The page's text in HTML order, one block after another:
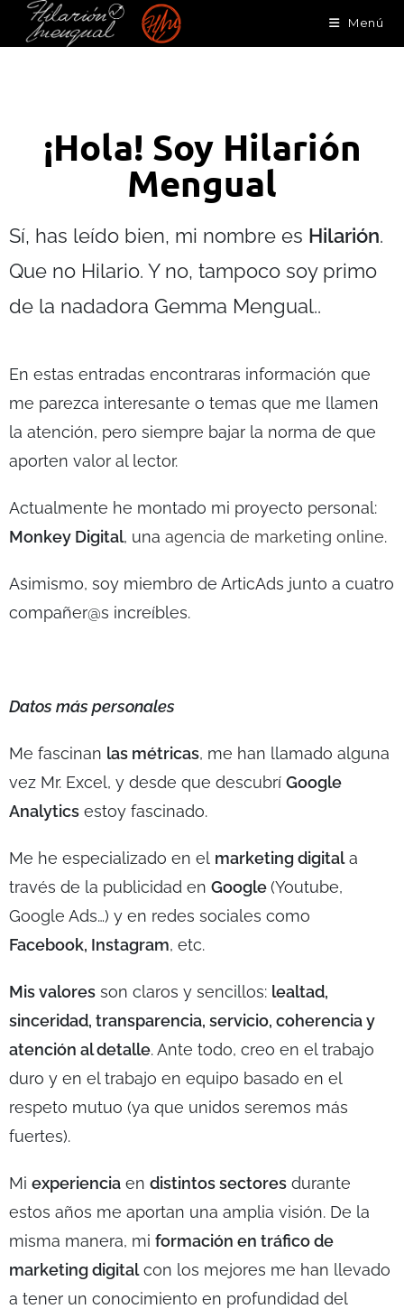
Menú
¡Hola! Soy Hilarión
Mengual
Sí, has leído bien, mi nombre es Hilarión.
Que no Hilario. Y no, tampoco soy primo
de la nadadora Gemma Mengual..
En estas entradas encontraras información que
me parezca interesante o temas que me llamen
la atención, pero siempre bajar la norma de que
aporten valor al lector.
Actualmente he montado mi proyecto personal:
Monkey Digital, una agencia de marketing online.
Asimismo, soy miembro de ArticAds junto a cuatro
compañer@s increíbles.
Datos más personales
Me fascinan las métricas, me han llamado alguna
vez Mr. Excel, y desde que descubrí Google
Analytics estoy fascinado.
Me he especializado en el marketing digitala
través de la publicidad en Google(Youtube,
Google Ads…) y en redes sociales como
Facebook, Instagram, etc.
Mis valores son claros y sencillos: lealtad,
sinceridad, transparencia, servicio, coherencia y
atención al detalle. Ante todo, creo en el trabajo
duro y en el trabajo en equipo basado en el
respeto mutuo (ya que unidos seremos más
fuertes).
Mi experiencia en distintos sectores durante
estos años me aportan una amplia visión. De la
misma manera, mi formación en tráfico de
marketing digitalcon los mejores me han llevado
a tener un conocimiento en profundidad del